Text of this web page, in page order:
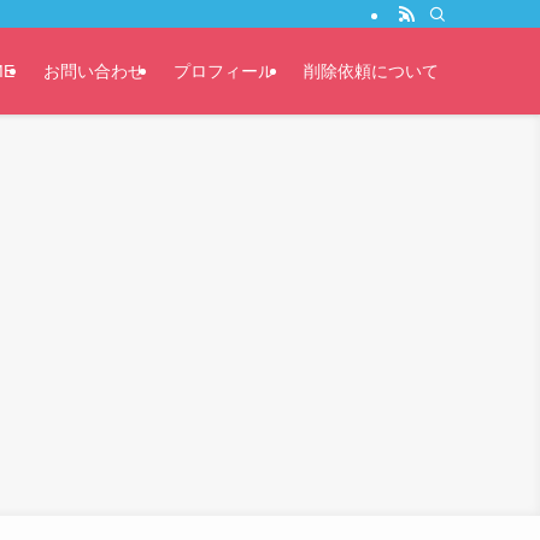
お問い合わせ プロフィール 削除依頼について